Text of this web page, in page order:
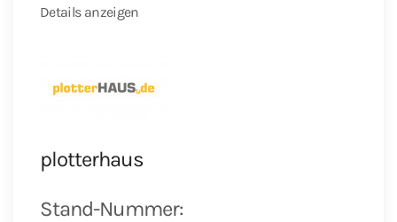
Details anzeigen
plotterhaus
Stand-Nummer: